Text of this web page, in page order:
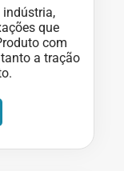
que
com
a tração